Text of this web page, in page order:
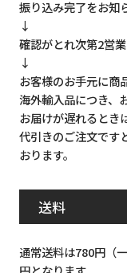
振り込み完了をお知
↓
確認がとれ次第2営
↓
お客様のお手元に商
海外輸入品につき、
お届けが遅れるとき
代引きのご注文です
おります。
送料
通常送料は780円（